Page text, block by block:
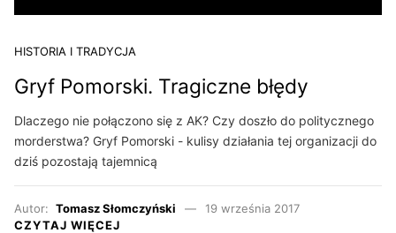
HISTORIA I TRADYCJA
Gryf Pomorski. Tragiczne błędy
Dlaczego nie połączono się z AK? Czy doszło do politycznego
morderstwa? Gryf Pomorski - kulisy działania tej organizacji do
dziś pozostają tajemnicą
Autor: Tomasz Słomczyński
19 września 2017
CZYTAJ WIĘCEJ